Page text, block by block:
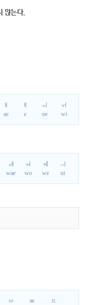
않는다.
ㅐ
ae
ㅔ
e
ㅚ
oe
ㅟ
wi
ㅙ
wae
ㅝ
wo
ㅞ
we
ㅢ
ui
ㅂ
ㅃ
ㅍ